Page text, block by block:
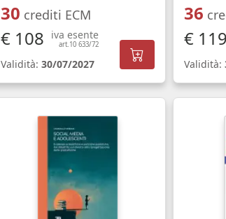
30 crediti ECM
€ 108 iva esente
art.10 633/72
Validità: 30/07/2027
36
€ 119
Validità: